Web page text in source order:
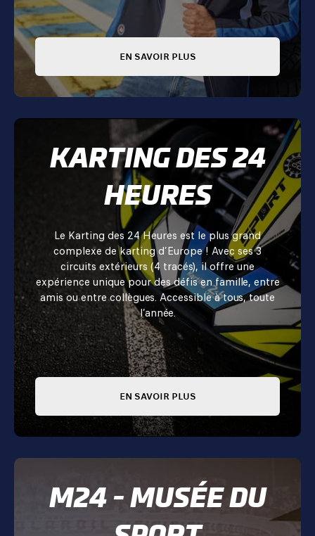
EN SAVOIR PLUS
KARTING DES 24
HEURES
Le Karting des 24 Heures est le plus grand
complexe de karting d’Europe ! Avec ses 3
circuits extérieurs (4 tracés), il offre une
expérience unique pour des défis en famille, entre
amis ou entre collègues. Accessible à tous, toute
l’année.
EN SAVOIR PLUS
M24 - MUSÉE DU